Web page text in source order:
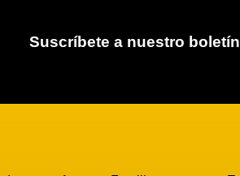
Suscríbete a nuestro boletín